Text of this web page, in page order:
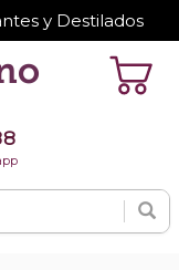
y Destilados